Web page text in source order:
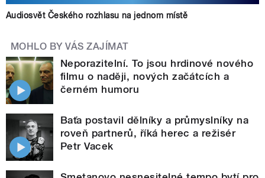
Audiosvět Českého rozhlasu na jednom místě
MOHLO BY VÁS ZAJÍMAT
Neporazitelní. To jsou hrdinové nového
filmu o naději, nových začátcích a
černém humoru
Baťa postavil dělníky a průmyslníky na
roveň partnerů, říká herec a režisér
Petr Vacek